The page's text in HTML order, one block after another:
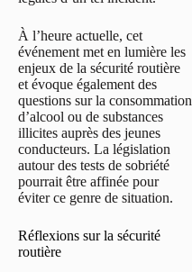
À l’heure actuelle, cet
événement met en lumière les
enjeux de la sécurité routière
et évoque également des
questions sur la consommation
d’alcool ou de substances
illicites auprès des jeunes
conducteurs. La législation
autour des tests de sobriété
pourrait être affinée pour
éviter ce genre de situation.
Réflexions sur la sécurité
routière